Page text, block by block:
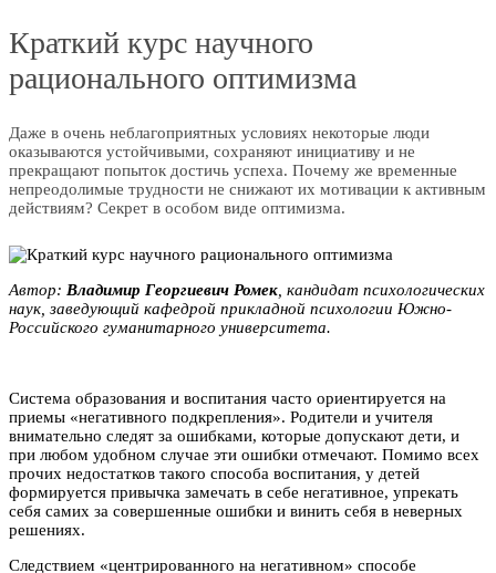
Краткий курс научного
рационального оптимизма
Даже в очень неблагоприятных условиях некоторые люди
оказываются устойчивыми, сохраняют инициативу и не
прекращают попыток достичь успеха. Почему же временные
непреодолимые трудности не снижают их мотивации к активным
действиям? Секрет в особом виде оптимизма.
Автор: Bлaдимиp Георгиевич Ромек, кандидат психологических
наук, заведующий кафедрой прикладной психологии Южно-
Российского гуманитарного университета.
Система образования и воспитания часто ориентируется на
приемы «негативного подкрепления». Родители и учителя
внимательно следят за ошибками, которые допускают дети, и
при любом удобном случае эти ошибки отмечают. Помимо всех
прочих недостатков такого способа воспитания, у детей
формируется привычка замечать в себе негативное, упрекать
себя самих за совершенные ошибки и винить себя в неверных
решениях.
Следствием «центрированного на негативном» способе